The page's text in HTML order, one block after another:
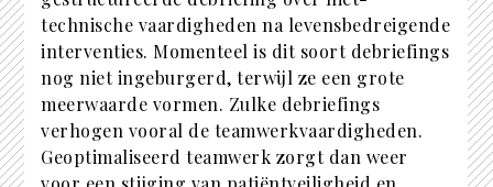
technische vaardigheden na levensbedreigende
interventies. Momenteel is dit soort debriefings
nog niet ingeburgerd, terwijl ze een grote
meerwaarde vormen. Zulke debriefings
verhogen vooral de teamwerkvaardigheden.
Geoptimaliseerd teamwerk zorgt dan weer